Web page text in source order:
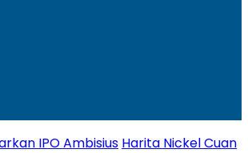
IPO Ambisius Harita Nickel Cuan